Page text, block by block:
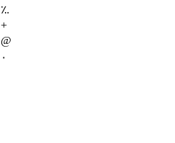
؉
+
@
٠